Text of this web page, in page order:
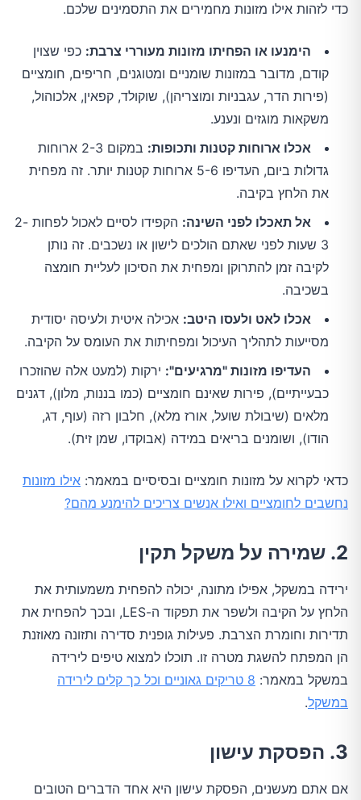
כדי לזהות אילו מזונות מחמירים את התסמינים שלכם.
הימנעו או הפחיתו מזונות מעוררי צרבת: כפי שצוין
קודם, מדובר במזונות שומניים ומטוגנים, חריפים, חומציים
(פירות הדר, עגבניות ומוצריהן), שוקולד, קפאין, אלכוהול,
משקאות מוגזים ונענע.
אכלו ארוחות קטנות ותכופות:
במקום 2-3 ארוחות
גדולות ביום, העדיפו 5-6 ארוחות קטנות יותר. זה מפחית
את הלחץ בקיבה.
אל תאכלו לפני השינה:
הקפידו לסיים לאכול לפחות 2-
3 שעות לפני שאתם הולכים לישון או נשכבים. זה נותן
לקיבה זמן להתרוקן ומפחית את הסיכון לעליית חומצה
בשכיבה.
אכלו לאט ולעסו היטב: אכילה איטית ולעיסה יסודית
מסייעות לתהליך העיכול ומפחיתות את העומס על הקיבה.
העדיפו מזונות "מרגיעים": ירקות (למעט אלה שהוזכרו
כבעייתיים), פירות שאינם חומציים (כמו בננות, מלון), דגנים
מלאים (שיבולת שועל, אורז מלא), חלבון רזה (עוף, דג,
הודו), ושומנים בריאים במידה (אבוקדו, שמן זית).
כדאי לקרוא על מזונות חומציים ובסיסיים במאמר: אילו מזונות
נחשבים לחומציים ואילו אנשים צריכים להימנע מהם?
2. שמירה על משקל תקין
ירידה במשקל, אפילו מתונה, יכולה להפחית משמעותית את
הלחץ על הקיבה ולשפר את תפקוד ה-LES, ובכך להפחית את
תדירות וחומרת הצרבת. פעילות גופנית סדירה ותזונה מאוזנת
הן המפתח להשגת מטרה זו. תוכלו למצוא טיפים לירידה
במשקל במאמר:
8 טריקים גאוניים וכל כך קלים לירידה
במשקל.
3. הפסקת עישון
אם אתם מעשנים, הפסקת עישון היא אחד הדברים הטובים